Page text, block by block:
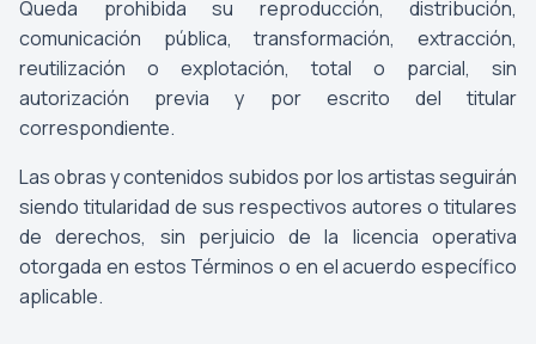
Queda prohibida su reproducción, distribución,
comunicación pública, transformación, extracción,
reutilización o explotación, total o parcial, sin
autorización previa y por escrito del titular
correspondiente.
Las obras y contenidos subidos por los artistas seguirán
siendo titularidad de sus respectivos autores o titulares
de derechos, sin perjuicio de la licencia operativa
otorgada en estos Términos o en el acuerdo específico
aplicable.